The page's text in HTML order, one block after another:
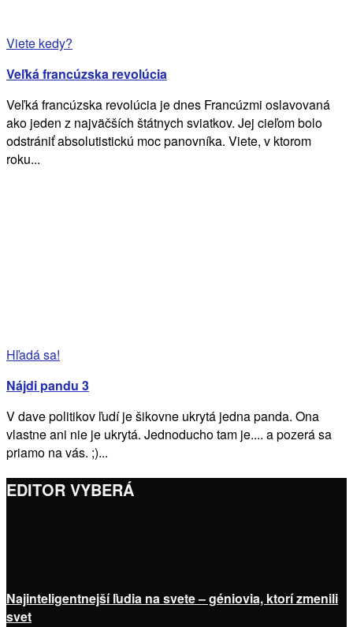
Viete kedy?
Veľká francúzska revolúcia
Veľká francúzska revolúcia je dnes Francúzmi oslavovaná
ako jeden z najväčších štátnych sviatkov. Jej cieľom bolo
odstrániť absolutistickú moc panovníka. Viete, v ktorom
roku...
Hľadá sa!
Nájdi pandu 3
V dave politikov ľudí je šikovne ukrytá jedna panda. Ona
vlastne ani nie je ukrytá. Jednoducho tam je.... a pozerá sa
priamo na vás. ;)...
EDITOR VYBERÁ
Najinteligentnejší ľudia na svete – géniovia, ktorí zmenili
svet